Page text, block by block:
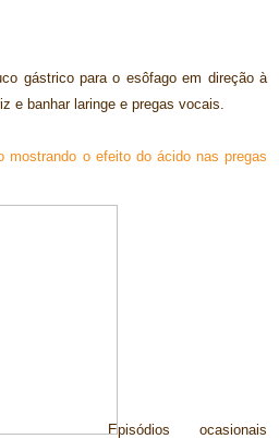
gástrico para o esôfago em direção à
e banhar laringe e pregas vocais.
mostrando o efeito do ácido nas pregas
Episódios ocasionais